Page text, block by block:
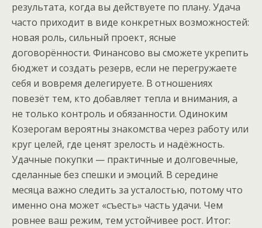
результата, когда вы действуете по плану. Удача
часто приходит в виде конкретных возможностей:
новая роль, сильный проект, ясные
договорённости. Финансово вы сможете укрепить
бюджет и создать резерв, если не перегружаете
себя и вовремя делегируете. В отношениях
повезёт тем, кто добавляет тепла и внимания, а
не только контроль и обязанности. Одиноким
Козерогам вероятны знакомства через работу или
круг целей, где ценят зрелость и надёжность.
Удачные покупки — практичные и долговечные,
сделанные без спешки и эмоций. В середине
месяца важно следить за усталостью, потому что
именно она может «съесть» часть удачи. Чем
ровнее ваш режим, тем устойчивее рост. Итог: